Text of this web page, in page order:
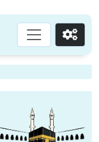
Go